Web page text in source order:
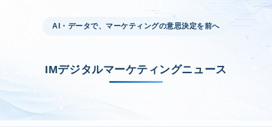
AI・データで、マーケティングの意思決定を前へ
IMデジタルマーケティングニュース